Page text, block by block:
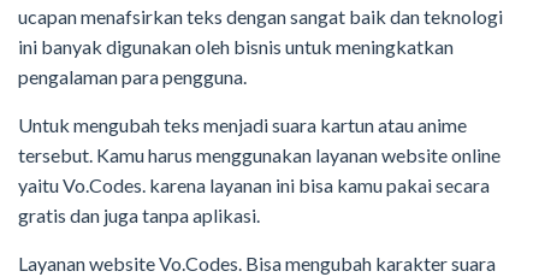
ucapan menafsirkan teks dengan sangat baik dan teknologi
ini banyak digunakan oleh bisnis untuk meningkatkan
pengalaman para pengguna.
Untuk mengubah teks menjadi suara kartun atau anime
tersebut. Kamu harus menggunakan layanan website online
yaitu Vo.Codes. karena layanan ini bisa kamu pakai secara
gratis dan juga tanpa aplikasi.
Layanan website Vo.Codes. Bisa mengubah karakter suara